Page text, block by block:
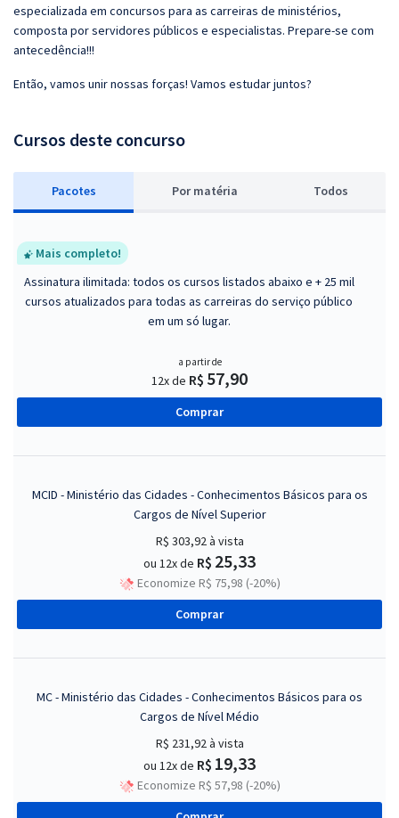
especializada em concursos para as carreiras de ministérios,
composta por servidores públicos e especialistas. Prepare-se com
antecedência!!!
Então, vamos unir nossas forças! Vamos estudar juntos?
Cursos deste concurso
Pacotes Por matéria Todos
Mais completo!
Assinatura ilimitada: todos os cursos listados abaixo e + 25 mil
cursos atualizados para todas as carreiras do serviço público
em um só lugar.
a partir de
12x de R$ 57,90
Comprar
MCID - Ministério das Cidades - Conhecimentos Básicos para os
Cargos de Nível Superior
R$ 303,92à vista
ou 12x de R$ 25,33
Economize R$ 75,98 (-20%)
Comprar
MC - Ministério das Cidades - Conhecimentos Básicos para os
Cargos de Nível Médio
R$ 231,92à vista
ou 12x de R$ 19,33
Economize R$ 57,98 (-20%)